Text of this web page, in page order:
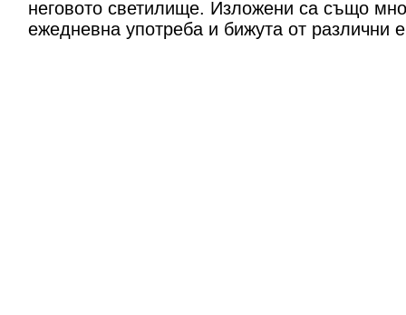
неговото светилище. Изложени са също
ежедневна употреба и бижута от различни